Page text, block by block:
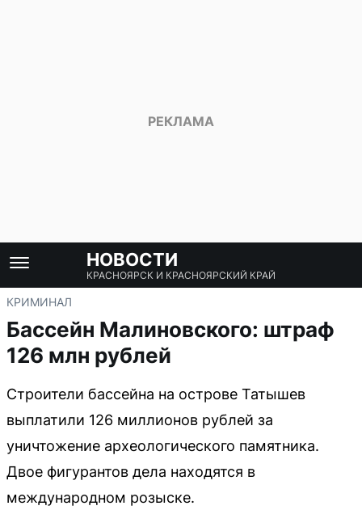
НОВОСТИ
КРАСНОЯРСК И КРАСНОЯРСКИЙ КРАЙ
КРИМИНАЛ
Бассейн Малиновского: штраф
126 млн рублей
Строители бассейна на острове Татышев
выплатили 126 миллионов рублей за
уничтожение археологического памятника.
Двое фигурантов дела находятся в
международном розыске.